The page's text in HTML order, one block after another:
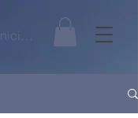
Iniciar sesión